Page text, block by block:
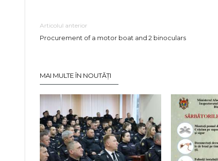
Articolul anterior
Procurement of a motor boat and 2 binoculars
MAI MULTE ÎN NOUTĂȚI